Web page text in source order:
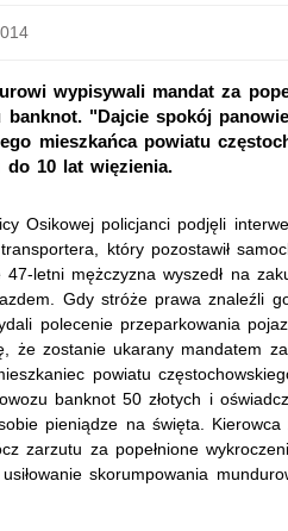
wypisywali mandat za
banknot. "Dajcie spokój
mieszkańca powiatu
10 lat więzienia.
Osikowej policjanci podjęli
który pozostawił
letni mężczyzna wyszedł na
Gdy stróże prawa znaleźli
polecenie przeparkowania
że zostanie ukarany mandatem
powiatu
banknot 50 złotych i
pieniądze na święta. Kierowca
zarzutu za popełnione
skorumpowania